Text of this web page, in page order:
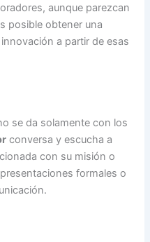
aunque parezcan
posible obtener una
a partir de esas
se da solamente con los
conversa y escucha a
con su misión o
formales o